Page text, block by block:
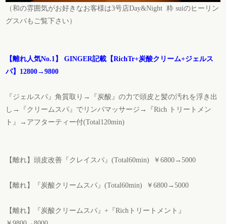
（和の雰囲気がお好きなお客様は3号店Day&Night 粋 suiのヒーリン
グスパもご覧下さい）
【離れ人気No.1】 GINGER記載【RichTr+炭酸クリーム+ジェルス
パ】12800→9800
『ジェルスパ』角質取り→『炭酸』の力で頭皮と髪の汚れを浮き出
し→『クリームスパ』でリンパマッサージ→『Rich トリートメン
ト』→アフターティー付(Total120min)
【離れ】頭皮改善『クレイスパ』(Total60min) ￥6800→5000
【離れ】『炭酸クリームスパ』(Total60min) ￥6800→5000
【離れ】『炭酸クリームスパ』+『Richトリートメント』